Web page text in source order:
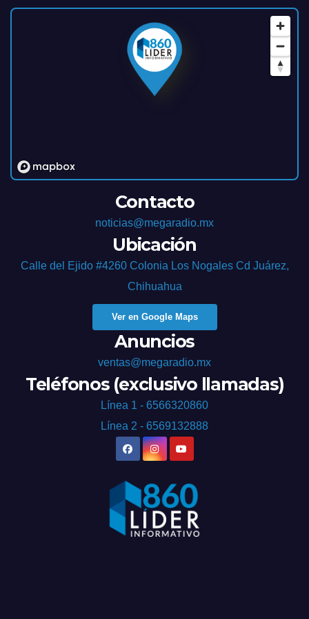
Contacto
noticias@megaradio.mx
Ubicación
Calle del Ejido #4260 Colonia Los Nogales Cd Juárez,
Chihuahua
Ver en Google Maps
Anuncios
ventas@megaradio.mx
Teléfonos (exclusivo llamadas)
Línea 1 - 6566320860
Línea 2 - 6569132888